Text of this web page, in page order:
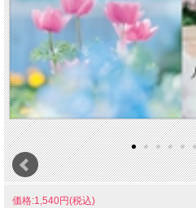
価格:1,540円(税込)